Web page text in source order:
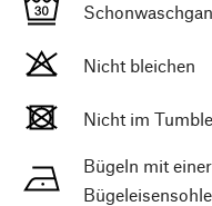
Nicht bleichen
Nicht im
Bügeln mit